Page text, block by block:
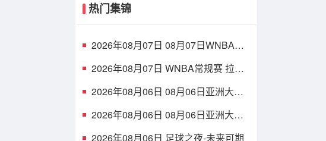
热门集锦
2026年08月07日 08月07日WNBA常
猫 全场集锦
2026年08月07日 WNBA常规赛 拉斯
场集锦
2026年08月06日 08月06日亚洲大学
律宾大学 集锦
2026年08月06日 08月06日亚洲大学
高丽大学 集锦
2026年08月06日 足球之夜-未来可期